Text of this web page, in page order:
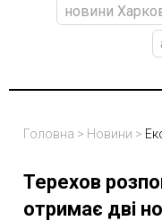
новини
Головна > Новини >
Терехов
отримає дві